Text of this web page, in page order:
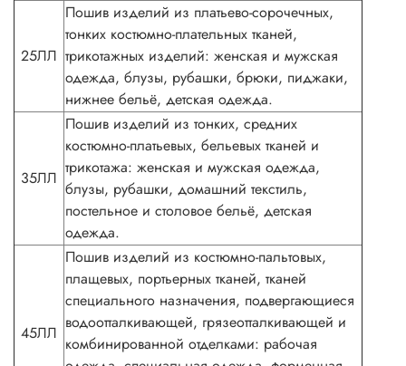
25ЛЛ
Пошив изделий из платьево-сорочечных,
тонких костюмно-плательных тканей,
трикотажных изделий: женская и мужская
одежда, блузы, рубашки, брюки, пиджаки,
нижнее бельё, детская одежда.
35ЛЛ
Пошив изделий из тонких, средних
костюмно-платьевых, бельевых тканей и
трикотажа: женская и мужская одежда,
блузы, рубашки, домашний текстиль,
постельное и столовое бельё, детская
одежда.
45ЛЛ
Пошив изделий из костюмно-пальтовых,
плащевых, портьерных тканей, тканей
специального назначения, подвергающиеся
водоотталкивающей, грязеотталкивающей и
комбинированной отделками: рабочая